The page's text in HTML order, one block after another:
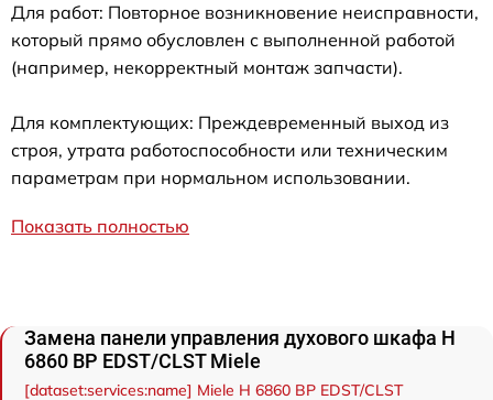
Для работ: Повторное возникновение неисправности,
который прямо обусловлен с выполненной работой
(например, некорректный монтаж запчасти).
Для комплектующих: Преждевременный выход из
строя, утрата работоспособности или техническим
параметрам при нормальном использовании.
Показать полностью
Замена панели управления духового шкафа H
6860 BP EDST/CLST Miele
[dataset:services:name] Miele H 6860 BP EDST/CLST